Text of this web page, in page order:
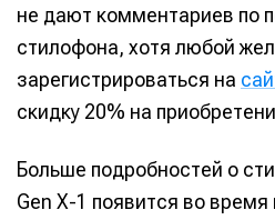
не дают комментариев по
стилофона, хотя любой
зарегистрироваться на
скидку 20% на
Больше подробностей о
Gen X-1 появится во